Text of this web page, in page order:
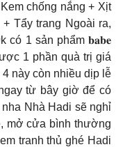
chống nắng + Xịt
Tẩy trang Ngoài ra,
có 1 sản phẩm 𝐛𝐚𝐛𝐞
1 phần quà trị giá
này còn nhiều dịp lễ
từ bây giờ để có
Nhà Hadi sẽ nghỉ
mở cửa bình thường
tranh thủ ghé Hadi